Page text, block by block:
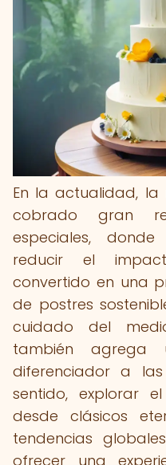
En la actualidad, la
cobrado gran
especiales,
reducir el
convertido en una
de postres
cuidado del
también agrega
diferenciador a las
sentido, explorar
desde clásicos
tendencias
ofrecer una